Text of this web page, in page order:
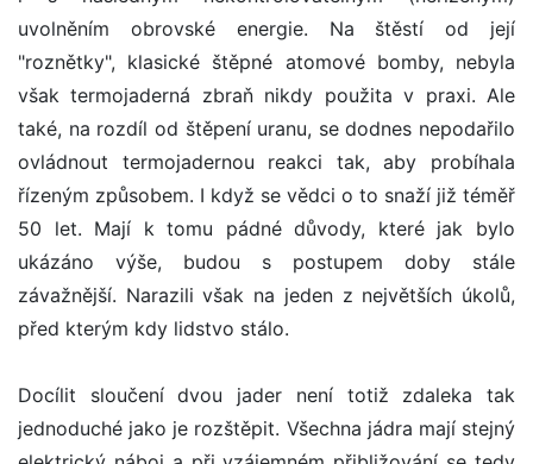
uvolněním obrovské energie. Na štěstí od její
"roznětky", klasické štěpné atomové bomby, nebyla
však termojaderná zbraň nikdy použita v praxi. Ale
také, na rozdíl od štěpení uranu, se dodnes nepodařilo
ovládnout termojadernou reakci tak, aby probíhala
řízeným způsobem. I když se vědci o to snaží již téměř
50 let. Mají k tomu pádné důvody, které jak bylo
ukázáno výše, budou s postupem doby stále
závažnější. Narazili však na jeden z největších úkolů,
před kterým kdy lidstvo stálo.
Docílit sloučení dvou jader není totiž zdaleka tak
jednoduché jako je rozštěpit. Všechna jádra mají stejný